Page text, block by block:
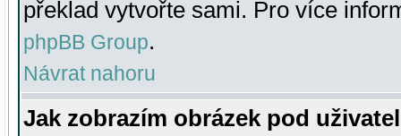
překlad vytvořte sami. Pro více
phpBB Group.
Návrat nahoru
Jak zobrazím obrázek pod